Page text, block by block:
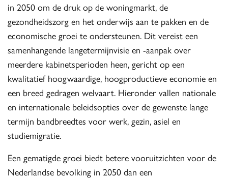
in 2050 om de druk op de woningmarkt, de
gezondheidszorg en het onderwijs aan te pakken en de
economische groei te ondersteunen. Dit vereist een
samenhangende langetermijnvisie en -aanpak over
meerdere kabinetsperioden heen, gericht op een
kwalitatief hoogwaardige, hoogproductieve economie en
een breed gedragen welvaart. Hieronder vallen nationale
en internationale beleidsopties over de gewenste lange
termijn bandbreedtes voor werk, gezin, asiel en
studiemigratie.
Een gematigde groei biedt betere vooruitzichten voor de
Nederlandse bevolking in 2050 dan een